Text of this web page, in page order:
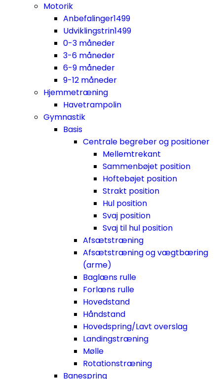
Motorik
Anbefalinger1499
Udviklingstrin1499
0-3 måneder
3-6 måneder
6-9 måneder
9-12 måneder
Hjemmetræning
Havetrampolin
Gymnastik
Basis
Centrale begreber og positioner
Mellemtrekant
Sammenbøjet position
Hoftebøjet position
Strakt position
Hul position
Svaj position
Svaj til hul position
Afsætstræning
Afsætstræning og vægtbæring
(arme)
Baglæns rulle
Forlæns rulle
Hovedstand
Håndstand
Hovedspring/Lavt overslag
Landingstræning
Mølle
Rotationstræning
Banespring